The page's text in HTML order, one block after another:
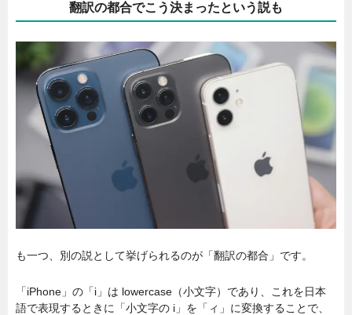
翻訳の都合でこう決まったという説も
も一つ、別の説として挙げられるのが「翻訳の都合」です。
「iPhone」の「i」は lowercase（小文字）であり、これを日本
語で表現するときに「小文字の i」を「ィ」に変換することで、